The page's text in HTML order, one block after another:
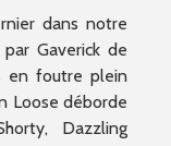
dans notre
Gaverick de
en foutre plein
Loose déborde
Dazzling